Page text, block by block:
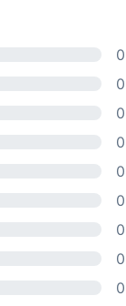
0
0
0
0
0
0
0
0
0